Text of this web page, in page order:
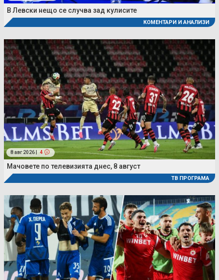
В Левски нещо се случва зад кулисите
КОМЕНТАРИ И АНАЛИЗИ
8 авг 2026 | 4
Мачовете по телевизията днес, 8 август
ТВ ПРОГРАМА